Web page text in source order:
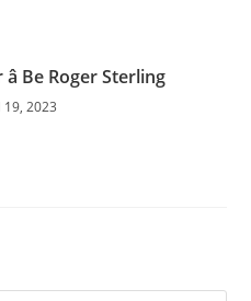
Be Roger Sterling
2023